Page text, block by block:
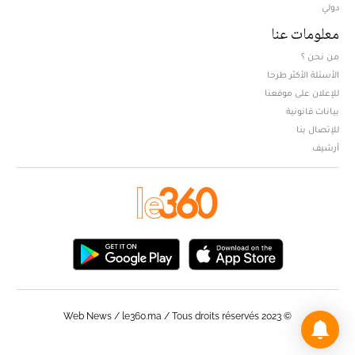
دولي
معلومات عنا
من نحن ؟
الأسئلة الأكثر طرحا
للإعلان على موقعنا
بيانات قانونية
للإتصال بنا
أرشيف
© Web News / le360.ma / Tous droits réservés 2023